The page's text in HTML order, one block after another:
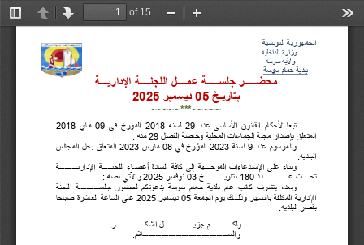
TogglePreviousNext
of 15
Zoom
الجمھوریة التونسیة
         وزارة الداخلیة
          ولایة سوسة
بلدیة حمام سوسة
محضـــــر جلســـــة عمــــل اللجنــــة الإداریـــة
بتاریـخ
05 دیسمبر 2025
~~~~~***~~~~~
تبعا لأحكام القانون الأساسي عدد 29 لسنة 2018 المؤرخ في 09 ماي
2018
المتعلق بإصدار مجلة الجماعات المحلیة وخاصة الفصل
29 منھ .
والمرسوم
عدد 9 لسنة 2023 المؤرخ في 08 مارس 2023 المتعلق بحل
المجالس
البلدیة.
وبناء
على الإستدعاءات الموجـــھة إلى كافة السادة أعضـاء اللجنـــــة
الإداریــــــــــة
تحــــت عــــــــــــــدد
180
03
2025 والآتي نصھ :
وبعد،
یتشرف كاتب عام بلدیة حمام سوسة بدعوتكم لحضور جلســـــــــــة
اللجنة
الإداریة
المكلفة بالتسییر وذلـــك یوم الجمعة 05 دیسمبر 2025 على الساعة العاشرة
صباحا
بقصر البلدیة.
ولكــــــــــــم جزیــــــــــــــــل الشكــــــــــــــــر
والســــــــــــــــــــــــــــــــــــــــــــــلام.